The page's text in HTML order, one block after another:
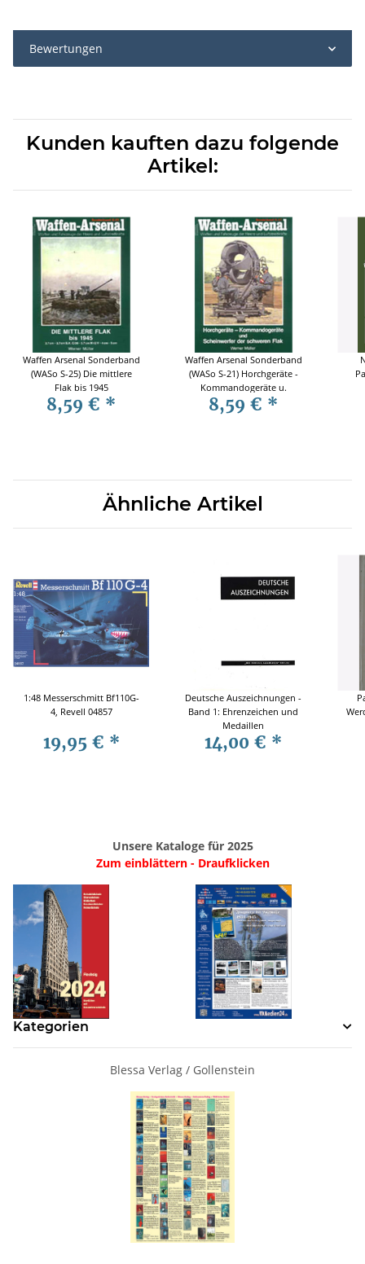
Bewertungen
Kunden kauften dazu folgende
Artikel:
Waffen Arsenal Sonderband
(WASo S-25) Die mittlere
Flak bis 1945
8,59 € *
Waffen Arsenal Sonderband
(WASo S-21) Horchgeräte -
Kommandogeräte u.
Scheinwerfer der ...
8,59 € *
Ähnliche Artikel
1:48 Messerschmitt Bf110G-
4, Revell 04857
19,95 € *
Deutsche Auszeichnungen -
Band 1: Ehrenzeichen und
Medaillen
14,00 € *
Unsere Kataloge für 2025
Zum einblättern - Draufklicken
Kategorien
Blessa Verlag / Gollenstein